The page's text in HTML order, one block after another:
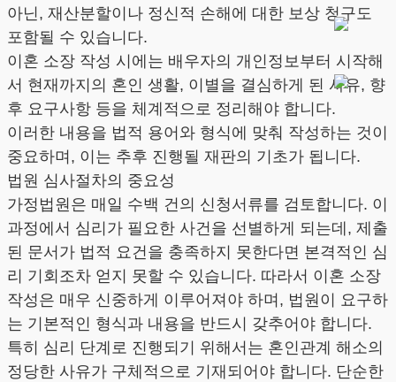
아닌, 재산분할이나 정신적 손해에 대한 보상 청구도
포함될 수 있습니다.
이혼 소장 작성 시에는 배우자의 개인정보부터 시작해
서 현재까지의 혼인 생활, 이별을 결심하게 된 사유, 향
후 요구사항 등을 체계적으로 정리해야 합니다.
이러한 내용을 법적 용어와 형식에 맞춰 작성하는 것이
중요하며, 이는 추후 진행될 재판의 기초가 됩니다.
법원 심사절차의 중요성
가정법원은 매일 수백 건의 신청서류를 검토합니다. 이
과정에서 심리가 필요한 사건을 선별하게 되는데, 제출
된 문서가 법적 요건을 충족하지 못한다면 본격적인 심
리 기회조차 얻지 못할 수 있습니다. 따라서 이혼 소장
작성은 매우 신중하게 이루어져야 하며, 법원이 요구하
는 기본적인 형식과 내용을 반드시 갖추어야 합니다.
특히 심리 단계로 진행되기 위해서는 혼인관계 해소의
정당한 사유가 구체적으로 기재되어야 합니다. 단순한